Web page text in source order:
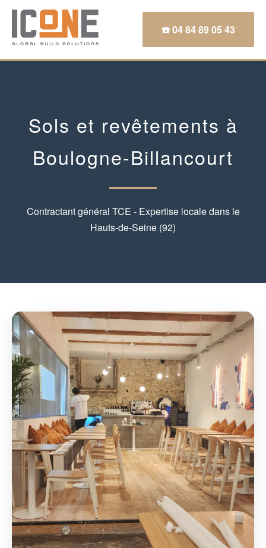
☎️ 04 84 89 05 43
Sols et revêtements à
Boulogne-Billancourt
Contractant général TCE - Expertise locale dans le
Hauts-de-Seine (92)